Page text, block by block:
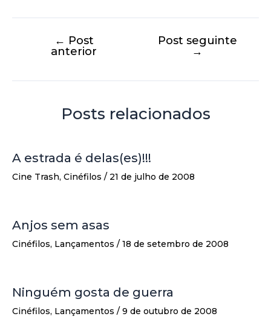
← Post
anterior
Post seguinte
→
Posts relacionados
A estrada é delas(es)!!!
Cine Trash, Cinéfilos / 21 de julho de 2008
Anjos sem asas
Cinéfilos, Lançamentos / 18 de setembro de 2008
Ninguém gosta de guerra
Cinéfilos, Lançamentos / 9 de outubro de 2008